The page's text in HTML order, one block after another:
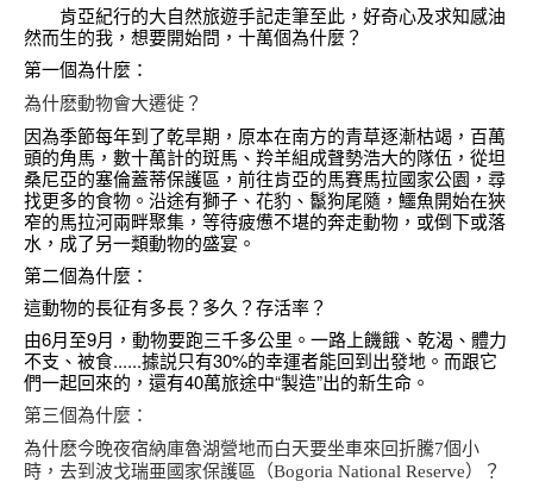
肯亞紀行的大自然旅遊手記走筆至此，好奇心及求知感油
然而生的我，想要開始問，十萬個為什麼？
第一個為什麼：
為什麽動物會大遷徙？
因為季節每年到了乾旱期，原本在南方的青草逐漸枯竭，百萬
頭的角馬，數十萬計的斑馬、羚羊組成聲勢浩大的隊伍，從坦
桑尼亞的塞倫蓋蒂保護區，前往肯亞的馬賽馬拉國家公園，尋
找更多的食物。沿途有獅子、花豹、鬣狗尾隨，鱷魚開始在狹
窄的馬拉河兩畔聚集，等待疲憊不堪的奔走動物，或倒下或落
水，成了另一類動物的盛宴。
第二個為什麼：
這動物的長征有多長？多久？存活率？
由6月至9月，動物要跑三千多公里。一路上饑餓、乾渴、體力
不支、被食......據説只有30%的幸運者能回到出發地。而跟它
們一起回來的，還有40萬旅途中“製造”出的新生命。
第三個為什麼：
為什麽今晚夜宿納庫魯湖營地而白天要坐車來回折騰7個小
時，去到波戈瑞亜國家保護區（Bogoria National Reserve）？